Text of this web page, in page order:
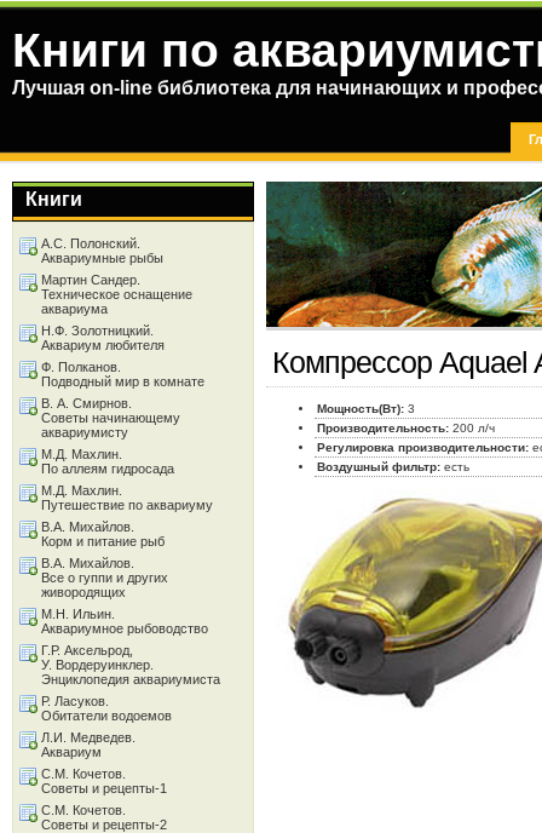
Книги по
Лучшая on-line библиотека для начинающих и
Компрессор Aquael
Мощность(Вт): 3
Производительность: 200 л/ч
Регулировка производительности:
Воздушный фильтр: есть
Книги
А.С. Полонский.
Аквариумные рыбы
Мартин Сандер.
Техническое оснащение
аквариума
Н.Ф. Золотницкий.
Аквариум любителя
Ф. Полканов.
Подводный мир в комнате
В. А. Смирнов.
Советы начинающему
аквариумисту
М.Д. Махлин.
По аллеям гидросада
М.Д. Махлин.
Путешествие по аквариуму
В.А. Михайлов.
Корм и питание рыб
В.А. Михайлов.
Все о гуппи и других
живородящих
М.Н. Ильин.
Аквариумное рыбоводство
Г.Р. Аксельрод,
У. Вордеруинклер.
Энциклопедия аквариумиста
Р. Ласуков.
Обитатели водоемов
Л.И. Медведев.
Аквариум
С.М. Кочетов.
Советы и рецепты-1
С.М. Кочетов.
Советы и рецепты-2